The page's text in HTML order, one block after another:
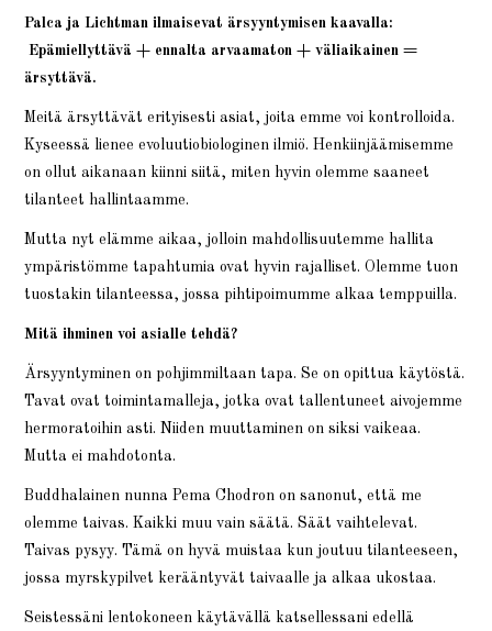
Palca ja Lichtman ilmaisevat ärsyyntymisen kaavalla:
Epämiellyttävä + ennalta arvaamaton + väliaikainen =
ärsyttävä.
Meitä ärsyttävät erityisesti asiat, joita emme voi kontrolloida.
Kyseessä lienee evoluutiobiologinen ilmiö. Henkiinjäämisemme
on ollut aikanaan kiinni siitä, miten hyvin olemme saaneet
tilanteet hallintaamme.
Mutta nyt elämme aikaa, jolloin mahdollisuutemme hallita
ympäristömme tapahtumia ovat hyvin rajalliset. Olemme tuon
tuostakin tilanteessa, jossa pihtipoimumme alkaa temppuilla.
Mitä ihminen voi asialle tehdä?
Ärsyyntyminen on pohjimmiltaan tapa. Se on opittua käytöstä.
Tavat ovat toimintamalleja, jotka ovat tallentuneet aivojemme
hermoratoihin asti. Niiden muuttaminen on siksi vaikeaa.
Mutta ei mahdotonta.
Buddhalainen nunna Pema Chodron on sanonut, että me
olemme taivas. Kaikki muu vain säätä. Säät vaihtelevat.
Taivas pysyy. Tämä on hyvä muistaa kun joutuu tilanteeseen,
jossa myrskypilvet kerääntyvät taivaalle ja alkaa ukostaa.
Seistessäni lentokoneen käytävällä katsellessani edellä